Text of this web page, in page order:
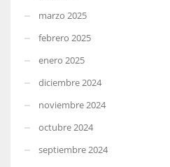
marzo 2025
febrero 2025
enero 2025
diciembre 2024
noviembre 2024
octubre 2024
septiembre 2024